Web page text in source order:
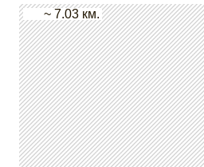
~ 7.03 км.